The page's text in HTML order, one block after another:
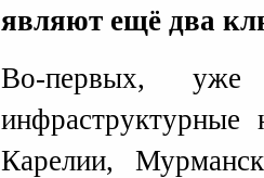
являют ещё два
Во-первых,
Карелии,